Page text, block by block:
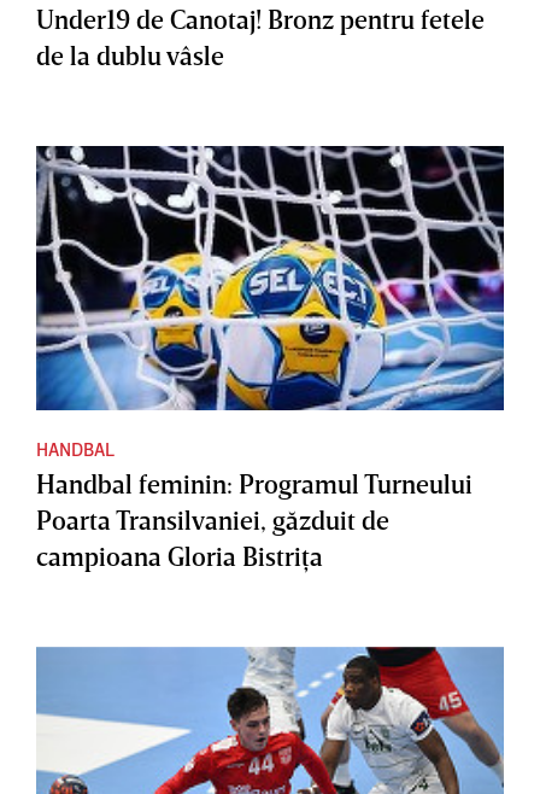
Under19 de Canotaj! Bronz pentru fetele
de la dublu vâsle
HANDBAL
Handbal feminin: Programul Turneului
Poarta Transilvaniei, găzduit de
campioana Gloria Bistriţa